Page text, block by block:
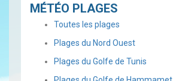
MÉTÉO PLAGES
Toutes les plages
Plages du Nord Ouest
Plages du Golfe de Tunis